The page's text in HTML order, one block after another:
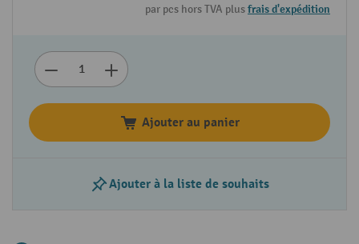
par pcs hors TVA plusfrais d'expédition
Ajouter au panier
Ajouter à la liste de souhaits